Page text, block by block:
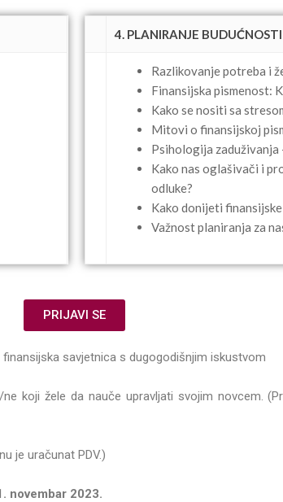
4. PLANIRANJE
Razlikovanje potreba i
Finansijska pismenost:
Kako se nositi sa
Mitovi o finansijskoj
Psihologija zaduživanja
Kako nas oglašivači i
odluke?
Kako donijeti
Važnost planiranja za
PRIJAVI SE
savjetnica s dugogodišnjim iskustvom
ne koji žele da nauče upravljati svojim novcem.
je uračunat PDV.)
novembar 2023.